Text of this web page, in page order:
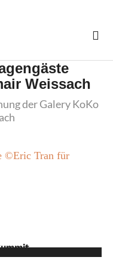
Weissach
der Galery KoKo